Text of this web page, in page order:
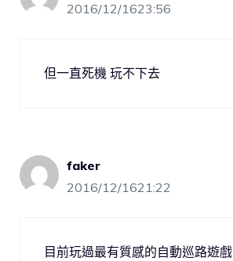
2016/12/1623:56
但一直死機 玩不下去
faker
2016/12/1621:22
目前玩過最有質感的自動巡路遊戲